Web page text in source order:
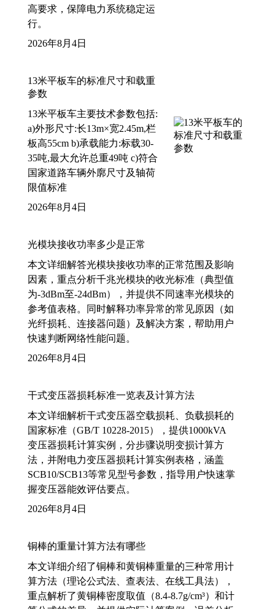
高要求，保障电力系统稳定运
行。
2026年8月4日
13米平板车的标准尺寸和载重
参数
13米平板车主要技术参数包括:
a)外形尺寸:长13m×宽2.45m,栏
板高55cm b)承载能力:标载30-
35吨,最大允许总重49吨 c)符合
国家道路车辆外廓尺寸及轴荷
限值标准
2026年8月4日
光模块接收功率多少是正常
本文详细解答光模块接收功率的正常范围及影响
因素，重点分析千兆光模块的收光标准（典型值
为-3dBm至-24dBm），并提供不同速率光模块的
参考值表格。同时解释功率异常的常见原因（如
光纤损耗、连接器问题）及解决方案，帮助用户
快速判断网络性能问题。
2026年8月4日
干式变压器损耗标准一览表及计算方法
本文详细解析干式变压器空载损耗、负载损耗的
国家标准（GB/T 10228-2015），提供1000kVA
变压器损耗计算实例，分步骤说明变损计算方
法，并附电力变压器损耗计算实例表格，涵盖
SCB10/SCB13等常见型号参数，指导用户快速掌
握变压器能效评估要点。
2026年8月4日
铜棒的重量计算方法有哪些
本文详细介绍了铜棒和黄铜棒重量的三种常用计
算方法（理论公式法、查表法、在线工具法），
重点解析了黄铜棒密度取值（8.4-8.7g/cm³）和计